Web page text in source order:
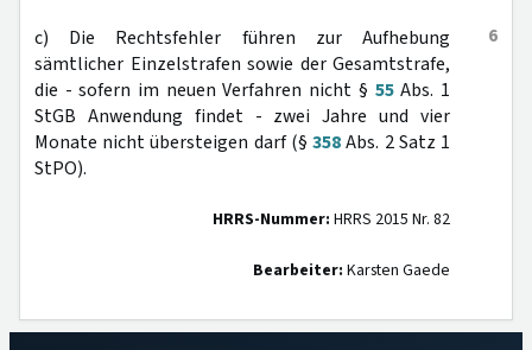
6
c) Die Rechtsfehler führen zur Aufhebung
sämtlicher Einzelstrafen sowie der Gesamtstrafe,
die - sofern im neuen Verfahren nicht § 55Abs. 1
StGB Anwendung findet - zwei Jahre und vier
Monate nicht übersteigen darf (§358Abs. 2 Satz 1
StPO).
HRRS-Nummer: HRRS 2015 Nr. 82
Bearbeiter: Karsten Gaede